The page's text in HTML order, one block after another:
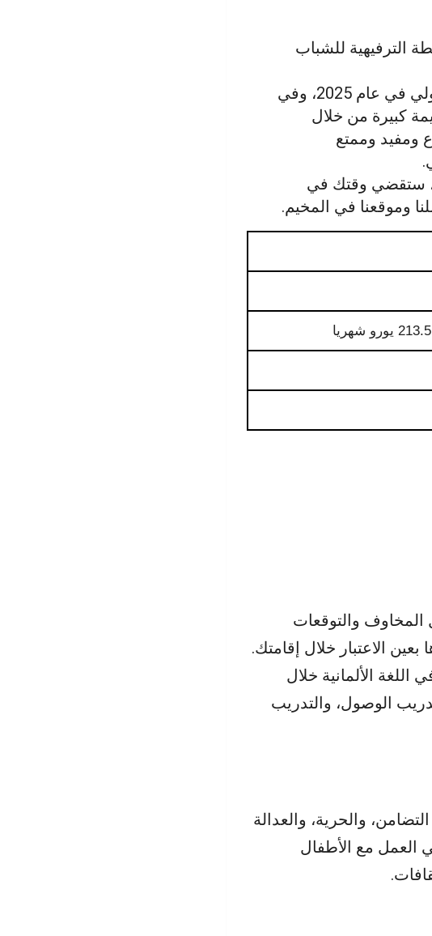
الترفيهية للشباب
: سننظم مخيم صيفي دولي في عام 2025، وفي
كبيرة من خلال
ومفيد وممتع
ستقضي وقتك في
وموقعنا في المخيم.
والتوقعات
الاعتبار خلال إقامتك.
الألمانية خلال
الوصول، والتدريب
والحرية، والعدالة
العمل مع الأطفال